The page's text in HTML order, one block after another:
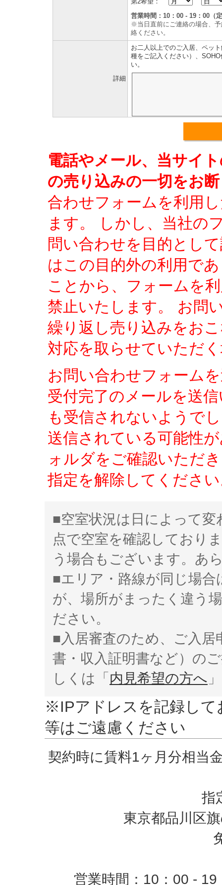
営業時間：10：00 - 19：00（
※当日直前にご連絡の場合、
絡ください。
詳細
お二人以上でのご入居、ペッ
種をご記入ください）、
い。
電話やメール、当サイ
の売り込みの一切をお
合わせフォームを利用
ます。 しかし、当社の
問い合わせを目的とし
はこの目的外の利用で
ことから、フォームを
禁止いたします。 お問
繰り返し売り込みをお
対応を取らせていただ
お問い合わせフォーム
受付完了のメールを送
も受信されないようで
送信されている可能性
ォルダをご確認いただ
指定を解除してくださ
■空室状況は日によって
点で空室を確認しており
う場合もございます。あ
■エリア・路線が同じ場
が、場所がまったく違う
ださい。
■入居審査のため、ご入居
書・収入証明書など）の
しくは「 内見希望の方へ
※IPアドレスを記録して
等はご遠慮ください
契約時に賃料1ヶ月分相当
指
東京都品川区
営業時間：10：00 -